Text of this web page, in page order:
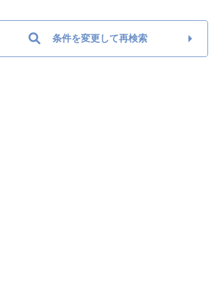
条件を変更して再検索